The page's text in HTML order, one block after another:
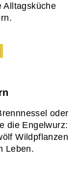
Alltagsküche
oder
die Engelwurz:
Wildpflanzen
Leben.